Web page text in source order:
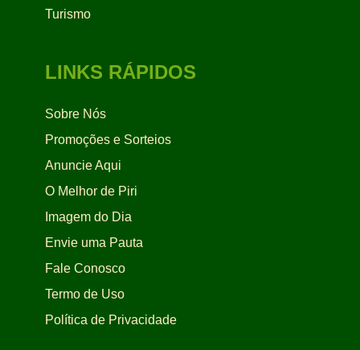
Turismo
LINKS RÁPIDOS
Sobre Nós
Promoções e Sorteios
Anuncie Aqui
O Melhor de Piri
Imagem do Dia
Envie uma Pauta
Fale Conosco
Termo de Uso
Política de Privacidade